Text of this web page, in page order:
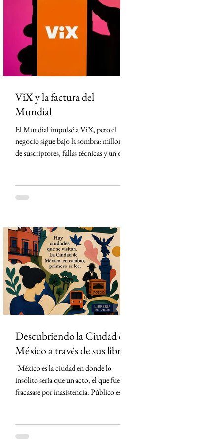
estadounidenses detuvieron a 21
integrantes de una organización
dedicada al tráfico de armas hacia
México desde Arizona y la violencia
ligada al crimen o
ViX y la factura del
Mundial
El Mundial impulsó a ViX, pero el
negocio sigue bajo la sombra: millones
de suscriptores, fallas técnicas y un dato
representó la mayor apuesta de
TelevisaUnivision desde el lanzamiento
valioso: los derechos exclusivos para
transmitir por streaming los 104
partidos del torneo en México. La
estrategia parecía impecable: convertir
el evento deportivo
Descubriendo la Ciudad de
México a través de sus libros
"México es la ciudad en donde lo
insólito sería que un acto, el que fuera,
fracasase por inasistencia. Público es lo
de México, en cambio, primero se lee."
Creo que conocí la Ciudad de México